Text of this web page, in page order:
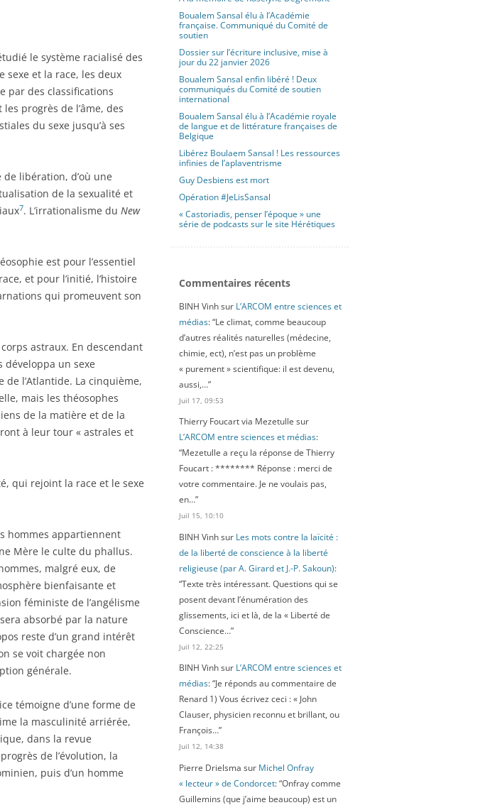
le système racialisé des
sexe et la race, les deux
par des classifications
progrès de l’âme, des
du sexe jusqu’à ses
de libération, d’où une
de la sexualité et
7. L’irrationalisme du New
est pour l’essentiel
et pour l’initié, l’histoire
qui promeuvent son
astraux. En descendant
un sexe
l’Atlantide. La cinquième,
mais les théosophes
de la matière et de la
à leur tour « astrales et
qui rejoint la race et le sexe
hommes appartiennent
Mère le culte du phallus.
malgré eux, de
bienfaisante et
féministe de l’angélisme
absorbé par la nature
reste d’un grand intérêt
se voit chargée non
générale.
témoigne d’une forme de
la masculinité arriérée,
dans la revue
de l’évolution, la
puis d’un homme
Boualem Sansal élu à l’Académie
française. Communiqué du Comité de
soutien
Dossier sur l’écriture inclusive, mise à
jour du 22 janvier 2026
Boualem Sansal enfin libéré ! Deux
communiqués du Comité de soutien
international
Boualem Sansal élu à l’Académie royale
de langue et de littérature françaises de
Belgique
Libérez Boulaem Sansal ! Les ressources
infinies de l’aplaventrisme
Guy Desbiens est mort
Opération #JeLisSansal
« Castoriadis, penser l’époque » une
série de podcasts sur le site Hérétiques
Commentaires récents
BINH Vinhsur L’ARCOM entre sciences et
médias: “Le climat, comme beaucoup
d’autres réalités naturelles (médecine,
chimie, ect), n’est pas un problème
« purement » scientifique: il est devenu,
aussi,…”
Juil 17, 09:53
Thierry Foucart via Mezetulle sur
L’ARCOM entre sciences et médias:
“Mezetulle a reçu la réponse de Thierry
Foucart : ******** Réponse : merci de
votre commentaire. Je ne voulais pas,
en…”
Juil 15, 10:10
BINH Vinhsur Les mots contre la laïcité :
de la liberté de conscience à la liberté
religieuse (par A. Girard et J.-P. Sakoun):
“Texte très intéressant. Questions qui se
posent devant l’énumération des
glissements, ici et là, de la « Liberté de
Conscience…”
Juil 12, 22:25
BINH Vinhsur L’ARCOM entre sciences et
médias: “Je réponds au commentaire de
Renard 1) Vous écrivez ceci : « John
Clauser, physicien reconnu et brillant, ou
François…”
Juil 12, 14:38
Pierre Drielsma sur Michel Onfray
« lecteur » de Condorcet: “Onfray comme
Guillemins (que j’aime beaucoup) est un